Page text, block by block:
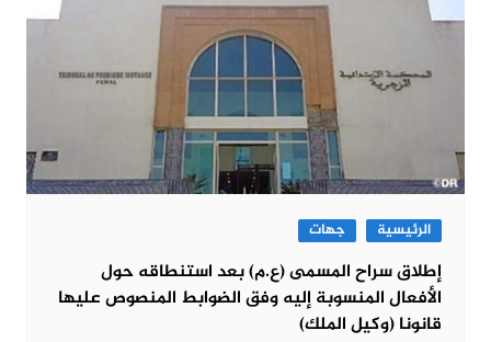
الرئيسية جهات
إطلاق سراح المسمى (ع.م) بعد استنطاقه حول
الأفعال المنسوبة إليه وفق الضوابط المنصوص عليها
قانونا (وكيل الملك)